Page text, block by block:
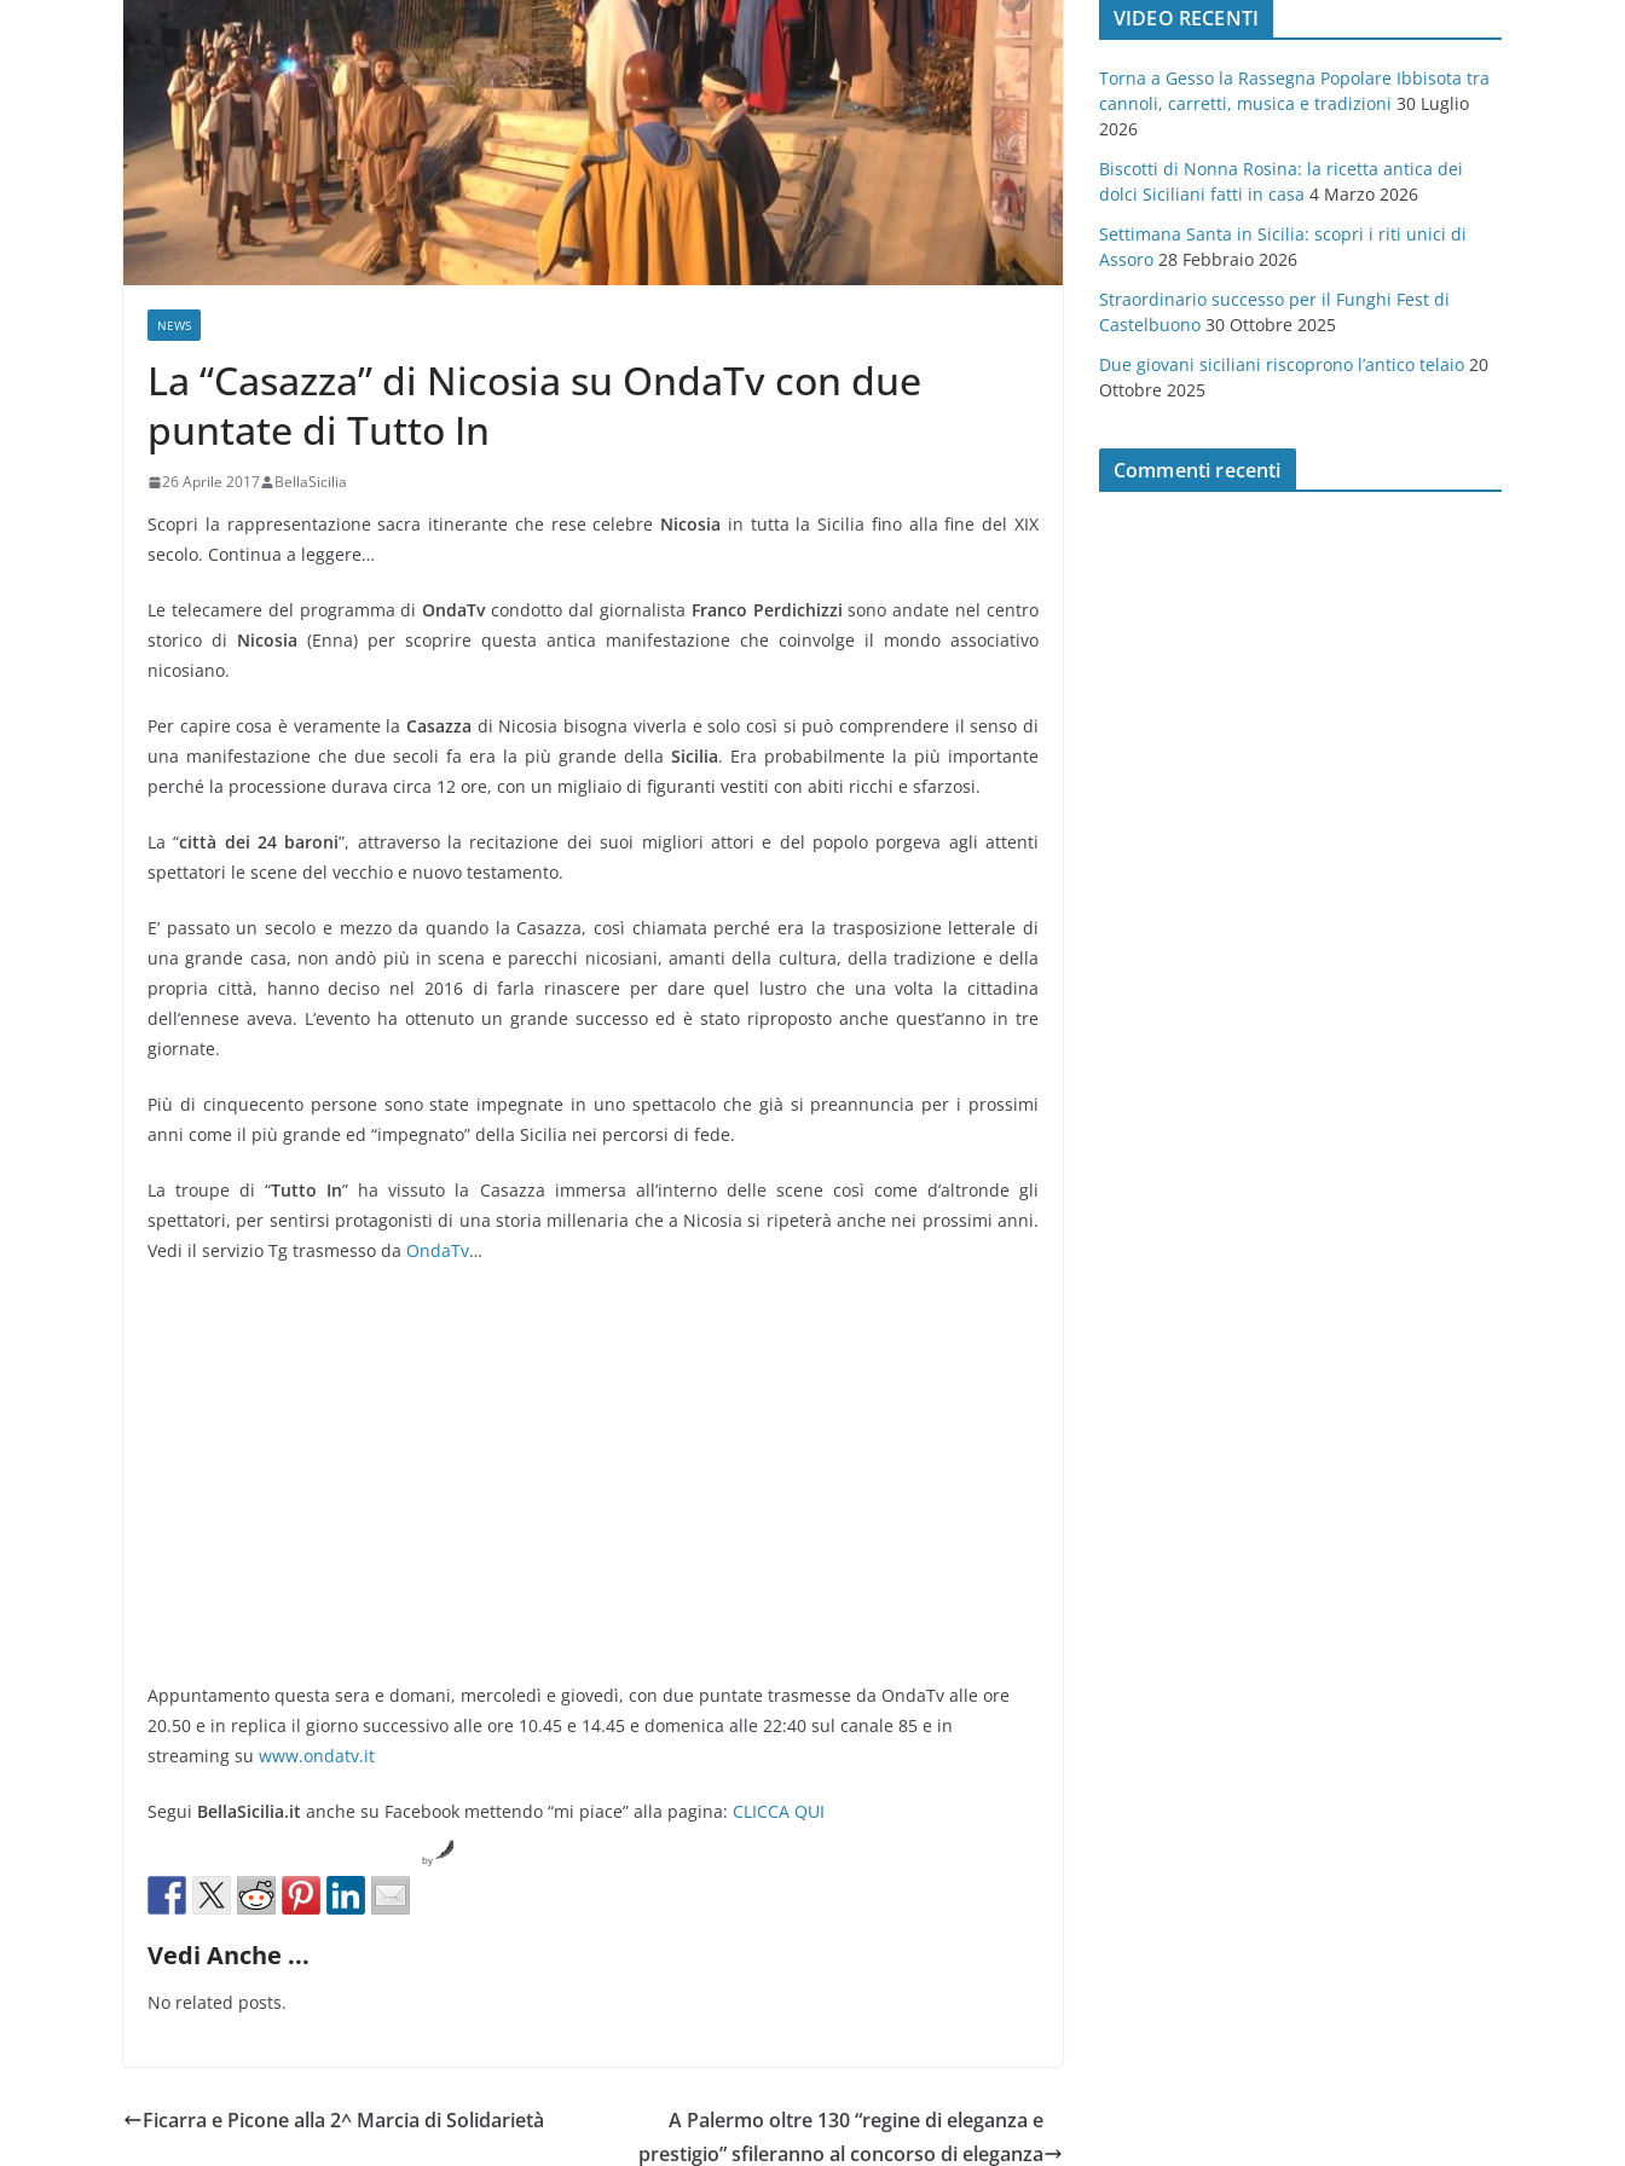
NEWS
La “Casazza” di Nicosia su OndaTv con due
puntate di Tutto In
26 Aprile 2017 BellaSicilia
Scopri la rappresentazione sacra itinerante che rese celebre Nicosia in tutta la Sicilia fino alla fine del XIX
secolo. Continua a leggere…
Le telecamere del programma di OndaTvcondotto dal giornalista Franco Perdichizzi sono andate nel centro
storico di Nicosia (Enna) per scoprire questa antica manifestazione che coinvolge il mondo associativo
nicosiano.
Per capire cosa è veramente laCasazza di Nicosia bisogna viverla e solo così si può comprendere il senso di
una manifestazione che due secoli fa era la più grande della Sicilia. Era probabilmente la più importante
perché la processione durava circa 12 ore, con un migliaio di figuranti vestiti con abiti ricchi e sfarzosi.
La “città dei 24 baroni”, attraverso la recitazione dei suoi migliori attori e del popolo porgeva agli attenti
spettatori le scene del vecchio e nuovo testamento.
E’ passato un secolo e mezzo da quando la Casazza, così chiamata perché era la trasposizione letterale di
una grande casa, non andò più in scena e parecchi nicosiani, amanti della cultura, della tradizione e della
propria città, hanno deciso nel 2016 di farla rinascere per dare quel lustro che una volta la cittadina
dell’ennese aveva. L’evento ha ottenuto un grande successo ed è stato riproposto anche quest’anno in tre
giornate.
Più di cinquecento persone sono state impegnate in uno spettacolo che già si preannuncia per i prossimi
anni come il più grande ed “impegnato” della Sicilia nei percorsi di fede.
La troupe di “Tutto In” ha vissuto la Casazza immersa all’interno delle scene così come d’altronde gli
spettatori, per sentirsi protagonisti di una storia millenaria che a Nicosia si ripeterà anche nei prossimi anni.
Vedi il servizio Tg trasmesso da OndaTv…
Appuntamento questa sera e domani, mercoledì e giovedì, con due puntate trasmesse da OndaTv alle ore
20.50 e in replica il giorno successivo alle ore 10.45 e 14.45 e domenica alle 22:40 sul canale 85 e in
streaming su www.ondatv.it
Segui BellaSicilia.it anche su Facebook mettendo “mi piace” alla pagina: CLICCA QUI
by
Vedi Anche ...
No related posts.
Ficarra e Picone alla 2^ Marcia di Solidarietà
A Palermo oltre 130 “regine di eleganza e
prestigio” sfileranno al concorso di eleganza
o
r
e
VIDEO RECENTI
Torna a Gesso la Rassegna Popolare Ibbisota tra
cannoli, carretti, musica e tradizioni 30 Luglio
2026
Biscotti di Nonna Rosina: la ricetta antica dei
dolci Siciliani fatti in casa 4 Marzo 2026
Settimana Santa in Sicilia: scopri i riti unici di
Assoro 28 Febbraio 2026
Straordinario successo per il Funghi Fest di
Castelbuono 30 Ottobre 2025
Due giovani siciliani riscoprono l’antico telaio 20
Ottobre 2025
Commenti recenti